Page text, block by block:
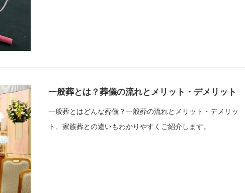
一般葬とは？葬儀の流れとメリット・デメリット
一般葬とはどんな葬儀？一般葬の流れとメリット・デメリッ
ト、家族葬との違いもわかりやすくご紹介します。